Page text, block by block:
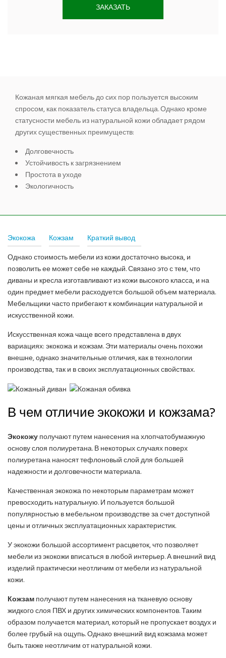
ЗАКАЗАТЬ
Кожаная мягкая мебель до сих пор пользуется высоким
спросом, как показатель статуса владельца. Однако кроме
статусности мебель из натуральной кожи обладает рядом
других существенных преимуществ:
Долговечность
Устойчивость к загрязнением
Простота в уходе
Экологичность
Экокожа Кожзам
Краткий вывод
Однако стоимость мебели из кожи достаточно высока, и
позволить ее может себе не каждый. Связано это с тем, что
диваны и кресла изготавливают из кожи высокого класса, и на
один предмет мебели расходуется большой объем материала.
Мебельщики часто прибегают к комбинации натуральной и
искусственной кожи.
Искусственная кожа чаще всего представлена в двух
вариациях: экокожа и кожзам. Эти материалы очень похожи
внешне, однако значительные отличия, как в технологии
производства, так и в своих эксплуатационных свойствах.
В чем отличие экокожи и кожзама?
Экокожуполучают путем нанесения на хлопчатобумажную
основу слоя полиуретана. В некоторых случаях поверх
полиуретана наносят тефлоновый слой для большей
надежности и долговечности материала.
Качественная экокожа по некоторым параметрам может
превосходить натуральную. И пользуется большой
популярностью в мебельном производстве за счет доступной
цены и отличных эксплуатационных характеристик.
У экокожи большой ассортимент расцветок, что позволяет
мебели из экокожи вписаться в любой интерьер. А внешний вид
изделий практически неотличим от мебели из натуральной
кожи.
Кожзамполучают путем нанесения на тканевую основу
жидкого слоя ПВХ и других химических компонентов. Таким
образом получается материал, который не пропускает воздух и
более грубый на ощупь. Однако внешний вид кожзама может
быть также неотличим от натуральной кожи.